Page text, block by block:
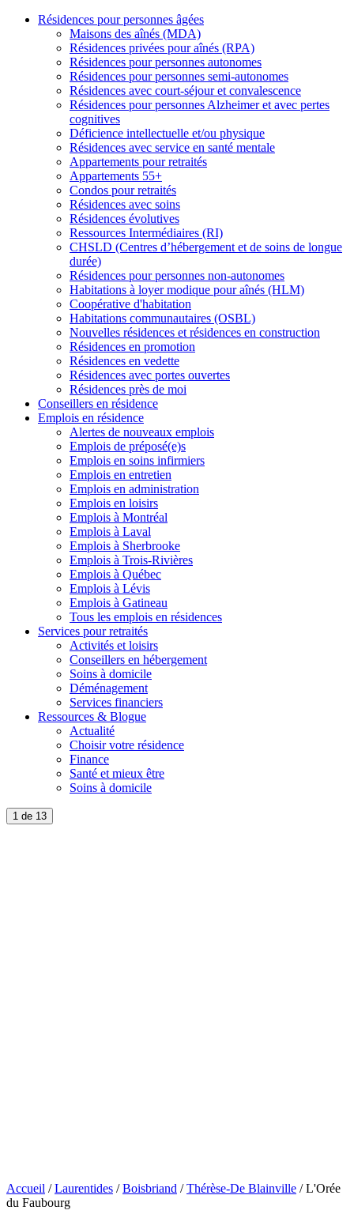
Résidences pour personnes âgées
Maisons des aînés (MDA)
Résidences privées pour aînés (RPA)
Résidences pour personnes autonomes
Résidences pour personnes semi-autonomes
Résidences avec court-séjour et convalescence
Résidences pour personnes Alzheimer et avec pertes
cognitives
Déficience intellectuelle et/ou physique
Résidences avec service en santé mentale
Appartements pour retraités
Appartements 55+
Condos pour retraités
Résidences avec soins
Résidences évolutives
Ressources Intermédiaires (RI)
CHSLD (Centres d’hébergement et de soins de longue
durée)
Résidences pour personnes non-autonomes
Habitations à loyer modique pour aînés (HLM)
Coopérative d'habitation
Habitations communautaires (OSBL)
Nouvelles résidences et résidences en construction
Résidences en promotion
Résidences en vedette
Résidences avec portes ouvertes
Résidences près de moi
Conseillers en résidence
Emplois en résidence
Alertes de nouveaux emplois
Emplois de préposé(e)s
Emplois en soins infirmiers
Emplois en entretien
Emplois en administration
Emplois en loisirs
Emplois à Montréal
Emplois à Laval
Emplois à Sherbrooke
Emplois à Trois-Rivières
Emplois à Québec
Emplois à Lévis
Emplois à Gatineau
Tous les emplois en résidences
Services pour retraités
Activités et loisirs
Conseillers en hébergement
Soins à domicile
Déménagement
Services financiers
Ressources & Blogue
Actualité
Choisir votre résidence
Finance
Santé et mieux être
Soins à domicile
1 de 13
Accueil / Laurentides / Boisbriand / Thérèse-De Blainville / L'Orée
du Faubourg